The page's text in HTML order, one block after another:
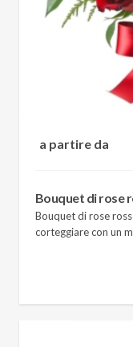
a partire da
Bouquet di rose
Bouquet di rose
corteggiare con un